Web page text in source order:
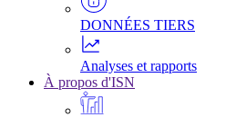
DONNÉES TIERS
Analyses et rapports
À propos d'ISN